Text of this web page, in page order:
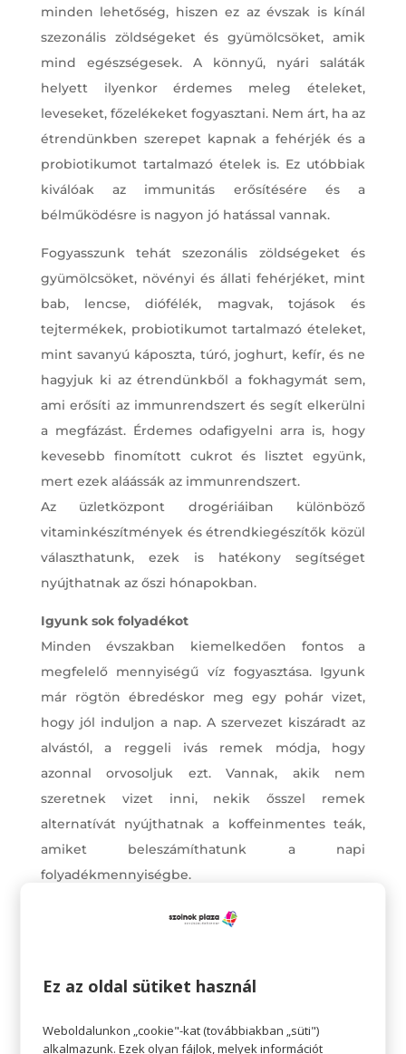
minden lehetőség, hiszen ez az évszak is kínál
szezonális zöldségeket és gyümölcsöket, amik
mind egészségesek. A könnyű, nyári saláták
helyett ilyenkor érdemes meleg ételeket,
leveseket, főzelékeket fogyasztani. Nem árt, ha az
étrendünkben szerepet kapnak a fehérjék és a
probiotikumot tartalmazó ételek is. Ez utóbbiak
kiválóak az immunitás erősítésére és a
bélműködésre is nagyon jó hatással vannak.
Fogyasszunk tehát szezonális zöldségeket és
gyümölcsöket, növényi és állati fehérjéket, mint
bab, lencse, diófélék, magvak, tojások és
tejtermékek, probiotikumot tartalmazó ételeket,
mint savanyú káposzta, túró, joghurt, kefír, és ne
hagyjuk ki az étrendünkből a fokhagymát sem,
ami erősíti az immunrendszert és segít elkerülni
a megfázást. Érdemes odafigyelni arra is, hogy
kevesebb finomított cukrot és lisztet együnk,
mert ezek aláássák az immunrendszert.
Az üzletközpont drogériáiban különböző
vitaminkészítmények és étrendkiegészítők közül
választhatunk, ezek is hatékony segítséget
nyújthatnak az őszi hónapokban.
Igyunk sok folyadékot
Minden évszakban kiemelkedően fontos a
megfelelő mennyiségű víz fogyasztása. Igyunk
már rögtön ébredéskor meg egy pohár vizet,
hogy jól induljon a nap. A szervezet kiszáradt az
alvástól, a reggeli ivás remek módja, hogy
azonnal orvosoljuk ezt. Vannak, akik nem
szeretnek vizet inni, nekik ősszel remek
alternatívát nyújthatnak a koffeinmentes teák,
amiket beleszámíthatunk a napi
folyadékmennyiségbe.
Mozogjunk rendszeresen
és a magas vérnyomás megelőzésének
De a testmozgás igazából hozzájárulhat az
Ez az oldal sütiket használ
Weboldalunkon „cookie"-kat (továbbiakban „süti")
alkalmazunk. Ezek olyan fájlok, melyek információt